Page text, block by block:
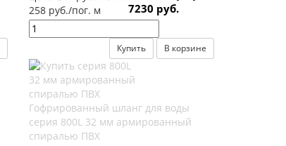
258 руб./пог. м
7230 руб.
Купить В корзине
Гофрированный шланг для воды
серия 800L 32 мм армированный
спиралью ПВХ